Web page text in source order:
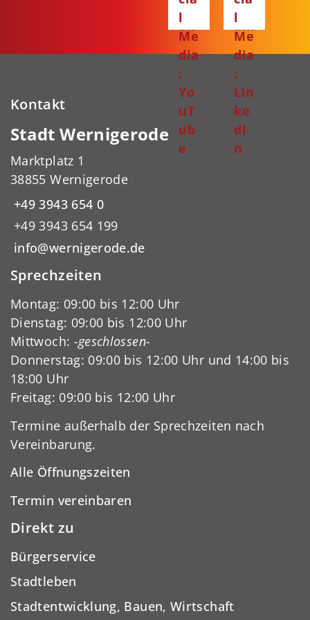
bo
ok
gr
am
l
Me
dia
:
Yo
uT
ub
e
l
Me
dia
:
Lin
ke
dI
n
Kontakt
Stadt Wernigerode
Marktplatz 1
38855 Wernigerode
+49 3943 654 0
+49 3943 654 199
info@wernigerode.de
Sprechzeiten
Montag: 09:00 bis 12:00 Uhr
Dienstag: 09:00 bis 12:00 Uhr
Mittwoch: -geschlossen-
Donnerstag: 09:00 bis 12:00 Uhr und 14:00 bis
18:00 Uhr
Freitag: 09:00 bis 12:00 Uhr
Termine außerhalb der Sprechzeiten nach
Vereinbarung.
Alle Öffnungszeiten
Termin vereinbaren
Direkt zu
Bürgerservice
Stadtleben
Stadtentwicklung, Bauen, Wirtschaft